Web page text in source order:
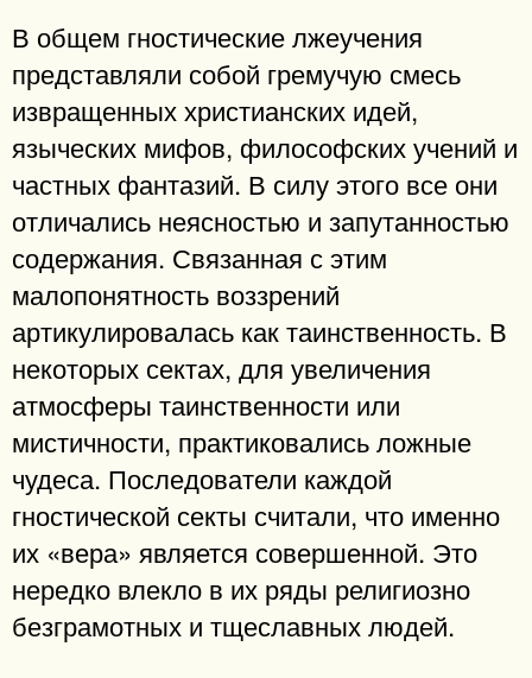
В общем гностические лжеучения
представляли собой гремучую смесь
извращенных христианских идей,
языческих мифов, философских учений и
частных фантазий. В силу этого все они
отличались неясностью и запутанностью
содержания. Связанная с этим
малопонятность воззрений
артикулировалась как таинственность. В
некоторых сектах, для увеличения
атмосферы таинственности или
мистичности, практиковались ложные
чудеса. Последователи каждой
гностической секты считали, что именно
их «вера» является совершенной. Это
нередко влекло в их ряды религиозно
безграмотных и тщеславных людей.